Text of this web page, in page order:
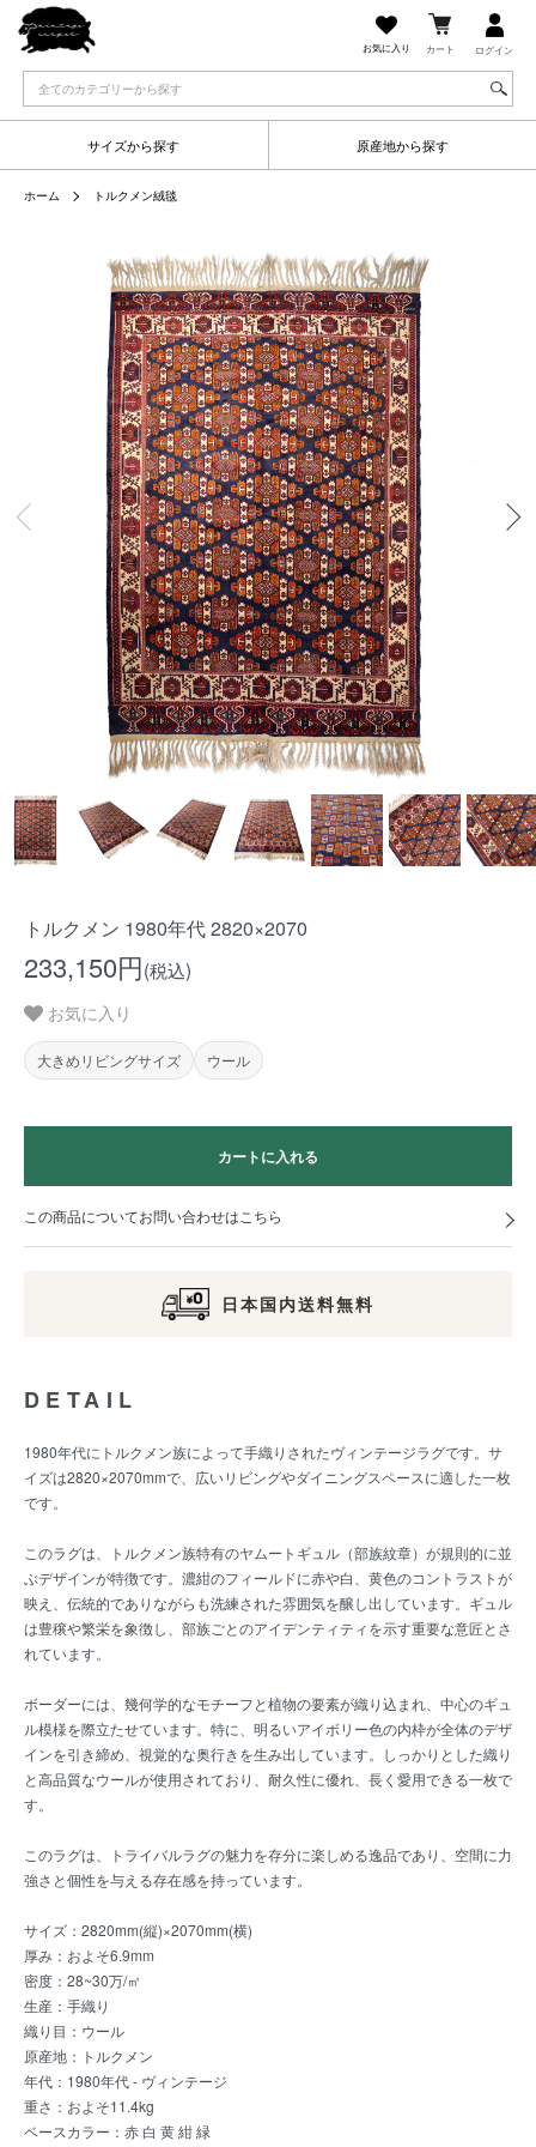
お気に入り カート ログイン
サイズから探す 原産地から探す
ホーム トルクメン絨毯
トルクメン 1980年代 2820×2070
233,150円(税込)
お気に入り
大きめリビングサイズ ウール
カートに入れる
この商品についてお問い合わせはこちら
日本国内送料無料
DETAIL
1980年代にトルクメン族によって手織りされたヴィンテージラグです。サ
イズは2820×2070mmで、広いリビングやダイニングスペースに適した一枚
です。
このラグは、トルクメン族特有のヤムートギュル（部族紋章）が規則的に並
ぶデザインが特徴です。濃紺のフィールドに赤や白、黄色のコントラストが
映え、伝統的でありながらも洗練された雰囲気を醸し出しています。ギュル
は豊穣や繁栄を象徴し、部族ごとのアイデンティティを示す重要な意匠とさ
れています。
ボーダーには、幾何学的なモチーフと植物の要素が織り込まれ、中心のギュ
ル模様を際立たせています。特に、明るいアイボリー色の内枠が全体のデザ
インを引き締め、視覚的な奥行きを生み出しています。しっかりとした織り
と高品質なウールが使用されており、耐久性に優れ、長く愛用できる一枚で
す。
このラグは、トライバルラグの魅力を存分に楽しめる逸品であり、空間に力
強さと個性を与える存在感を持っています。
サイズ：2820mm(縦)×2070mm(横)
厚み：およそ6.9mm
密度：28~30万/㎡
生産：手織り
織り目：ウール
原産地：トルクメン
年代：1980年代 - ヴィンテージ
重さ：およそ11.4kg
ベースカラー：赤 白 黄 紺 緑